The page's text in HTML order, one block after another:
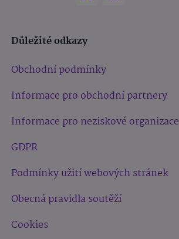
Důležité odkazy
Obchodní podmínky
Informace pro obchodní partnery
Informace pro neziskové organizace
GDPR
Podmínky užití webových stránek
Obecná pravidla soutěží
Cookies